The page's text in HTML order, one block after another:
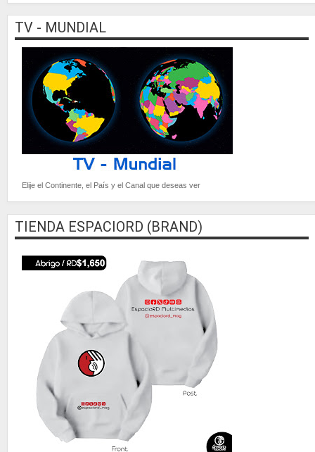
TV - MUNDIAL
Elije el Continente, el País y el Canal que deseas ver
TIENDA ESPACIORD (BRAND)